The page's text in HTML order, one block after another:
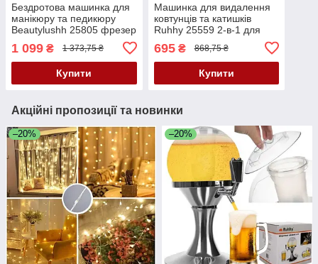
Бездротова машинка для
манікюру та педикюру
Beautylushh 25805 фрезер
1 099 ₴ 1 373,75 ₴
Купити
Машинка для видалення
ковтунців та катишків
Ruhhy 25559 2-в-1 для
695₴ 868,75 ₴
Купити
Акційні пропозиції та новинки
–20% –20%